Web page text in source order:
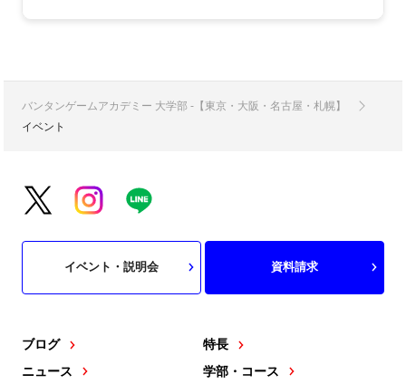
バンタンゲームアカデミー 大学部 -【東京・大阪・名古屋・札幌】
イベント
ブログ
ニュース
特長
学部・コース
イベント・説明会 資料請求